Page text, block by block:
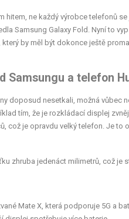
hitem, ne každý výrobce telefonů
Samsung Galaxy Fold. Nyní to
který by měl být dokonce ještě
Samsungu a telefon
doposud nesetkali, možná vůbec
tím, že je rozkládací displej
což je opravdu velký telefon. Je
zhruba jedenáct milimetrů, což je
Mate X, která podporuje 5G a